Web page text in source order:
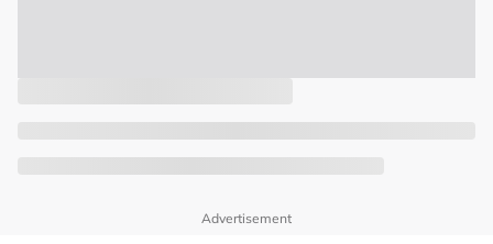
Advertisement